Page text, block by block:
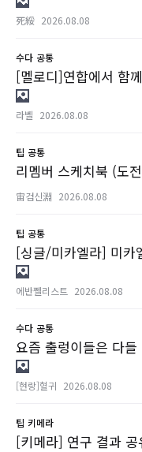
死綏 2026.08.08
수다 공통
[멜로디]연합에서 함
라벨 2026.08.08
팁 공통
리멤버 스케치북 (도
宙검신淵 2026.08.08
팁 공통
[싱글/미카엘라] 미카
에반쩰리스트 2026.08.08
수다 공통
요즘 출렁이들은 다
[현랑]혈귀 2026.08.08
팁 키메라
[키메라] 연구 결과